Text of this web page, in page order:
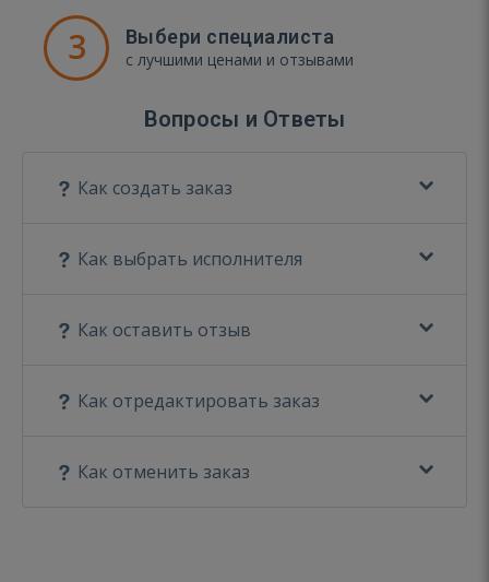
3 Выбери специалиста
с лучшими ценами и отзывами
Вопросы и Ответы
Как создать заказ
Как выбрать исполнителя
Как оставить отзыв
Как отредактировать заказ
Как отменить заказ